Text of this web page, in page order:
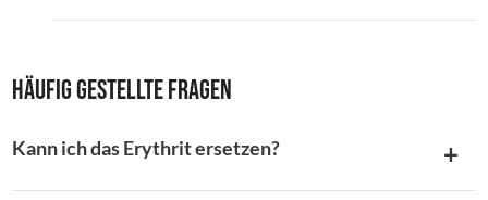
Häufig gestellte Fragen
Kann ich das Erythrit ersetzen?